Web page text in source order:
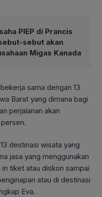
PIEP di Prancis
sebut akan
Migas Kanada
sama dengan 13
Barat yang dimana bagi
perjalanan akan
destinasi wisata yang
jasa yang menggunakan
tiket atau diskon sampai
atau di destinasi
Eva.